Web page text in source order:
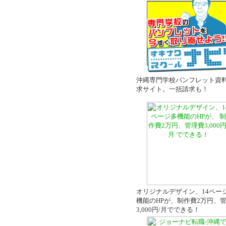
沖縄専門学校パンフレット資
求サイト。一括請求も！
オリジナルデザイン、14ペー
機能のHPが、制作費2万円、
3,000円/月でできる！